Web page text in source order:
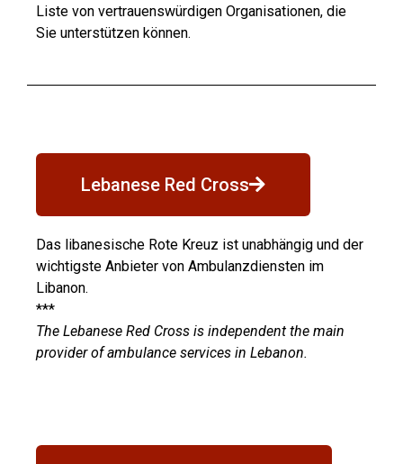
Liste von vertrauenswürdigen Organisationen, die
Sie unterstützen können.
Lebanese Red Cross
Das libanesische Rote Kreuz ist unabhängig und der
wichtigste Anbieter von Ambulanzdiensten im
Libanon.
***
The Lebanese Red Cross is independent the main
provider of ambulance services in Lebanon.